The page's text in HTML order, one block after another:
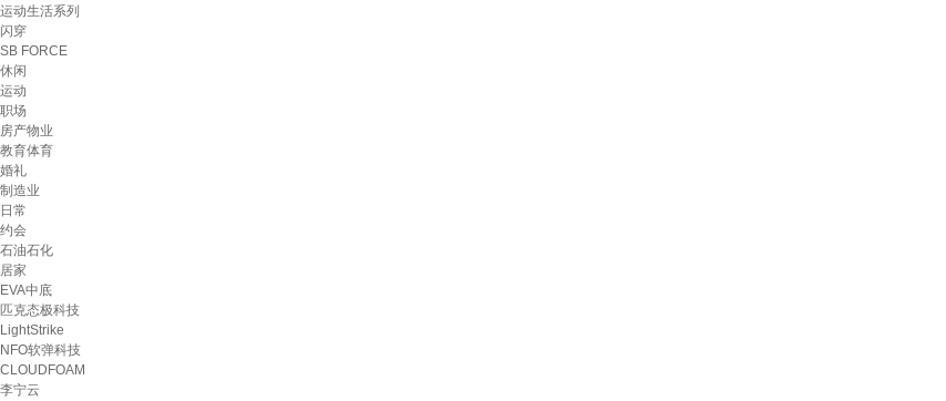
运动生活系列
闪穿
SB FORCE
休闲
运动
职场
房产物业
教育体育
婚礼
制造业
日常
约会
石油石化
居家
EVA中底
匹克态极科技
LightStrike
NFO软弹科技
CLOUDFOAM
李宁云